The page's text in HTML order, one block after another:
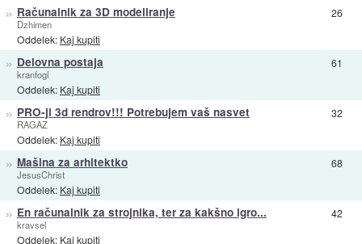
» Računalnik za 3D modeliranje
Dzhimen
Oddelek: Kaj kupiti
26
» Delovna postaja
kranfogl
Oddelek: Kaj kupiti
61
» PRO-ji 3d rendrov!!! Potrebujem vaš nasvet
RAGAZ
Oddelek: Kaj kupiti
32
» Mašina za arhitektko
JesusChrist
Oddelek: Kaj kupiti
68
» En računalnik za strojnika, ter za kakšno igro...
kravsel
Oddelek: Kaj kupiti
42